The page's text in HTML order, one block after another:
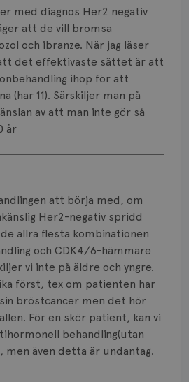
med diagnos Her2 negativ
att de vill bromsa
och ibranze. När jag läser
det effektivaste sättet är att
ihop för att
(har 11). Särskiljer man på
av att man inte gör så
år
att börja med, om
Her2-negativ spridd
allra flesta kombinationen
och CDK4/6-hämmare
vi inte på äldre och yngre.
först, tex om patienten har
bröstcancer men det hör
För en skör patient, kan vi
behandling(utan
men även detta är undantag.